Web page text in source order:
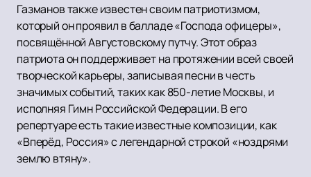
Газманов также известен своим патриотизмом,
который он проявил в балладе «Господа офицеры»,
посвящённой Августовскому путчу. Этот образ
патриота он поддерживает на протяжении всей своей
творческой карьеры, записывая песни в честь
значимых событий, таких как 850-летие Москвы, и
исполняя Гимн Российской Федерации. В его
репертуаре есть такие известные композиции, как
«Вперёд, Россия» с легендарной строкой «ноздрями
землю втяну».